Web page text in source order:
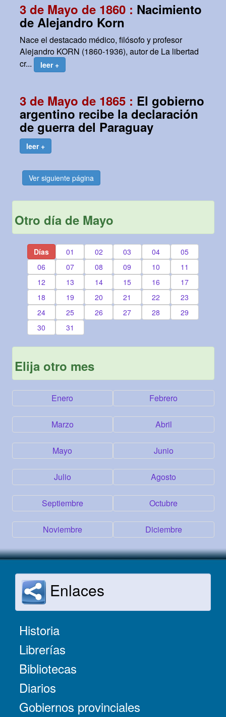
3 de Mayo de 1860 : Nacimiento
de Alejandro Korn
Nace el destacado médico, filósofo y profesor
Alejandro KORN (1860-1936), autor de La libertad
cr...
leer +
3 de Mayo de 1865 : El gobierno
argentino recibe la declaración
de guerra del Paraguay
leer +
Ver siguiente página
Otro día de Mayo
Días 01 02 03 04
05
06
07 08 09 10
11
12
13 14 15 16
17
18
19 20 21 22
23
24
25 26 27 28
29
30
31
Elija otro mes
Enero Febrero
Marzo Abril
Mayo Junio
Julio Agosto
Septiembre Octubre
Noviembre Diciembre
Enlaces
Historia
Librerías
Bibliotecas
Diarios
Gobiernos provinciales